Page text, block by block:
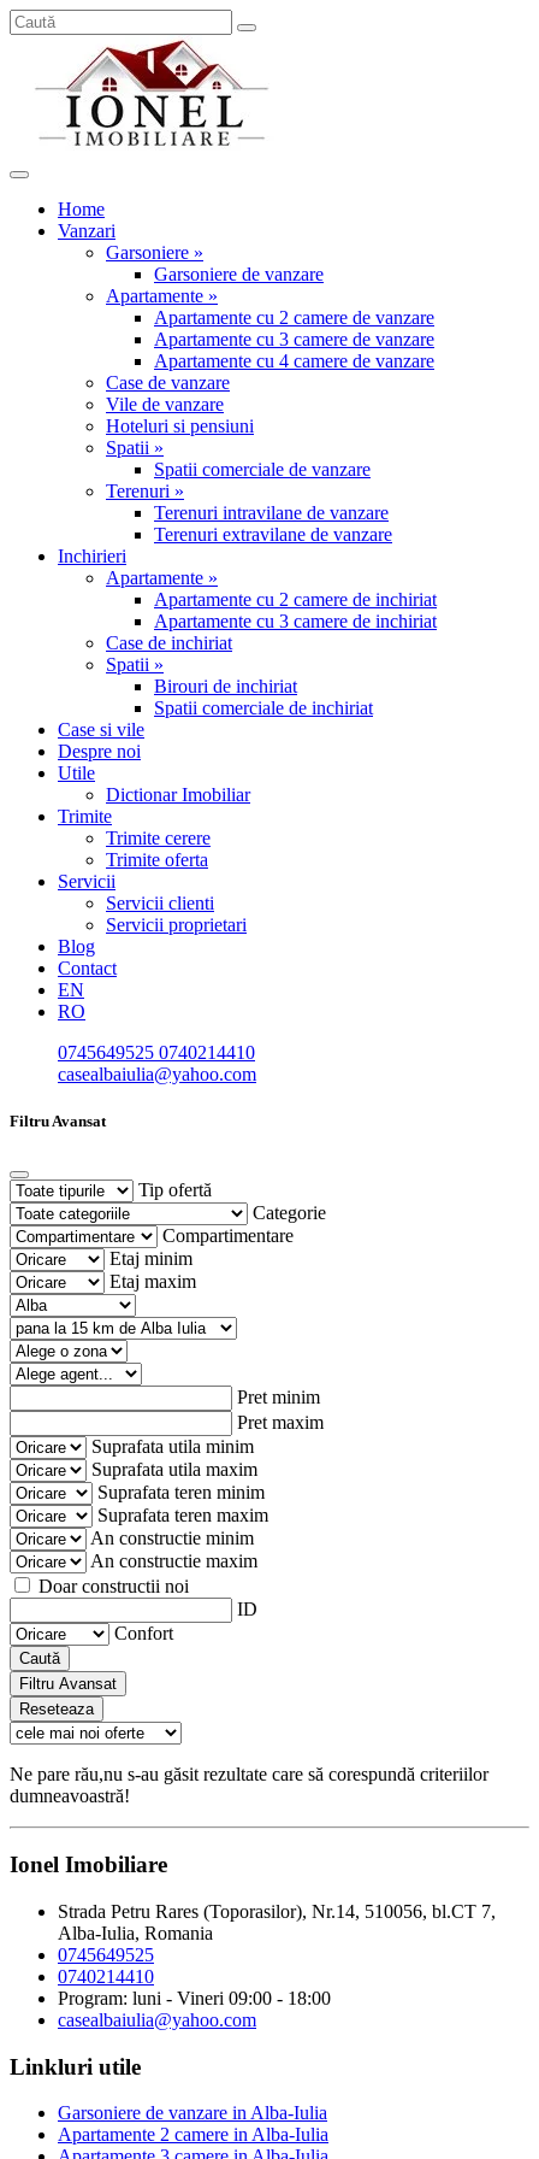
Home
Vanzari
Garsoniere »
Garsoniere de vanzare
Apartamente »
Apartamente cu 2 camere de vanzare
Apartamente cu 3 camere de vanzare
Apartamente cu 4 camere de vanzare
Case de vanzare
Vile de vanzare
Hoteluri si pensiuni
Spatii »
Spatii comerciale de vanzare
Terenuri »
Terenuri intravilane de vanzare
Terenuri extravilane de vanzare
Inchirieri
Apartamente »
Apartamente cu 2 camere de inchiriat
Apartamente cu 3 camere de inchiriat
Case de inchiriat
Spatii »
Birouri de inchiriat
Spatii comerciale de inchiriat
Case si vile
Despre noi
Utile
Dictionar Imobiliar
Trimite
Trimite cerere
Trimite oferta
Servicii
Servicii clienti
Servicii proprietari
Blog
Contact
EN
RO
0745649525 0740214410
casealbaiulia@yahoo.com
Filtru Avansat
Tip ofertă
Categorie
Compartimentare
Etaj minim
Etaj maxim
Pret minim
Pret maxim
Suprafata utila minim
Suprafata utila maxim
Suprafata teren minim
Suprafata teren maxim
An constructie minim
An constructie maxim
Doar constructii noi
ID
Confort
Caută
Filtru Avansat
Reseteaza
Ne pare rău,nu s-au găsit rezultate care să corespundă criteriilor
dumneavoastră!
Ionel Imobiliare
Strada Petru Rares (Toporasilor), Nr.14, 510056, bl.CT 7,
Alba-Iulia, Romania
0745649525
0740214410
Program: luni - Vineri 09:00 - 18:00
casealbaiulia@yahoo.com
Linkluri utile
Garsoniere de vanzare in Alba-Iulia
Apartamente 2 camere in Alba-Iulia